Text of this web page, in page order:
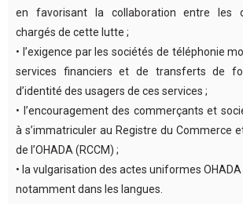
en favorisant la collaboration entre les
chargés de cette lutte ;
• l’exigence par les sociétés de téléphonie
services financiers et de transferts de
d’identité des usagers de ces services ;
• l’encouragement des commerçants et
à s’immatriculer au Registre du Commerce
de l’OHADA (RCCM) ;
• la vulgarisation des actes uniformes
notamment dans les langues.